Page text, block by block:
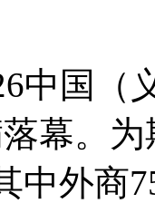
中国（
幕。
中外商